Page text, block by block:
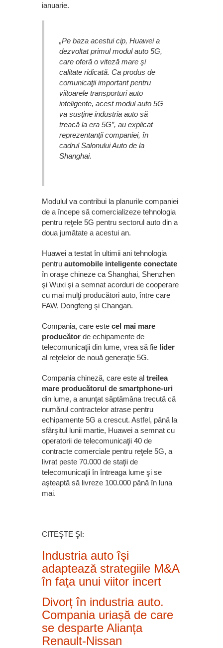
ianuarie.
„Pe baza acestui cip, Huawei a
dezvoltat primul modul auto 5G,
care oferă o viteză mare şi
calitate ridicată. Ca produs de
comunicaţii important pentru
viitoarele transporturi auto
inteligente, acest modul auto 5G
va susţine industria auto să
treacă la era 5G”, au explicat
reprezentanţii companiei, în
cadrul Salonului Auto de la
Shanghai.
Modulul va contribui la planurile companiei
de a începe să comercializeze tehnologia
pentru reţele 5G pentru sectorul auto din a
doua jumătate a acestui an.
Huawei a testat în ultimii ani tehnologia
pentru automobile inteligente conectate
în oraşe chineze ca Shanghai, Shenzhen
şi Wuxi şi a semnat acorduri de cooperare
cu mai mulţi producători auto, între care
FAW, Dongfeng şi Changan.
Compania, care este cel mai mare
producător de echipamente de
telecomunicaţii din lume, vrea să fie lider
al reţelelor de nouă generaţie 5G.
Compania chineză, care este al treilea
mare producătorul de smartphone-uri
din lume, a anunţat săptămâna trecută că
numărul contractelor atrase pentru
echipamente 5G a crescut. Astfel, până la
sfârşitul lunii martie, Huawei a semnat cu
operatorii de telecomunicaţii 40 de
contracte comerciale pentru reţele 5G, a
livrat peste 70.000 de staţii de
telecomunicaţii în întreaga lume şi se
aşteaptă să livreze 100.000 până în luna
mai.
CITEŞTE ŞI:
Industria auto îşi
adaptează strategiile M&A
în faţa unui viitor incert
Divorț în industria auto.
Compania uriașă de care
se desparte Alianța
Renault-Nissan